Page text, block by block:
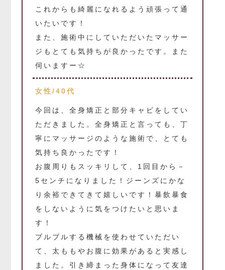
これからも綺麗になれるよう頑張って通
いたいです！
また、施術中にしていただいたマッサー
ジもとても気持ちが良かったです。また
伺いますー☆
女性/40代
今回は、全身矯正と部分キャビをしてい
ただきました。全身矯正と言っても、丁
寧にマッサージのような施術で、とても
気持ち良かったです！
お腹周りもスッキリして、1回目から－
5センチになりました！ジーンズにかな
り余裕できてきて嬉しいです！暴飲暴食
をしないように気をつけたいと思いま
す！
ブルブルする機械を使わせていただい
て、太ももやお腹に効果があると実感し
ました。引き締まった身体になって友達